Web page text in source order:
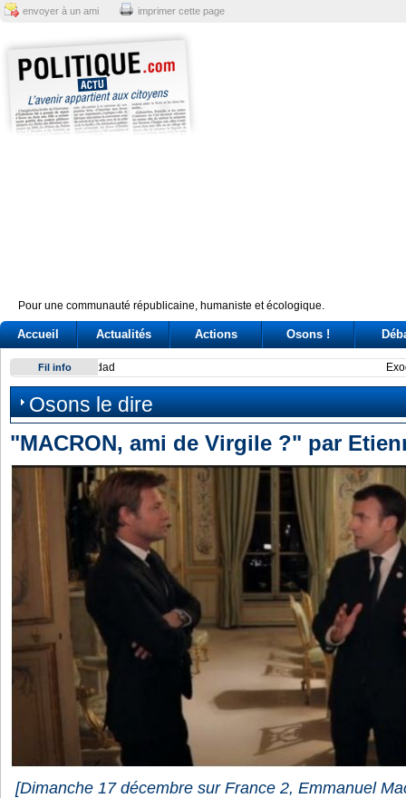
envoyer à un ami imprimer cette page
Pour une communauté républicaine, humaniste et écologique.
Accueil Actualités Actions Osons !
Fil info Exodus: West Bank hardships drive out Palestinian
Osons le dire
"MACRON, ami de Virgile ?" par
[Dimanche 17 décembre sur France 2, Emmanuel